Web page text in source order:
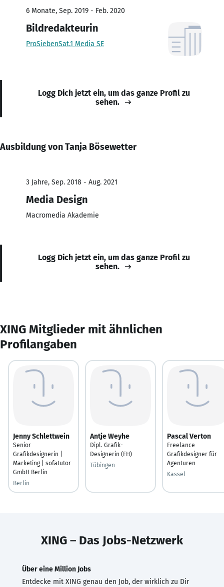
6 Monate, Sep. 2019 - Feb. 2020
Bildredakteurin
ProSiebenSat.1 Media SE
Logg Dich jetzt ein, um das ganze Profil zu
sehen.
Ausbildung von Tanja Bösewetter
3 Jahre, Sep. 2018 - Aug. 2021
Media Design
Macromedia Akademie
Logg Dich jetzt ein, um das ganze Profil zu
sehen.
XING Mitglieder mit ähnlichen
Profilangaben
Jenny Schlettwein
Senior
Grafikdesignerin |
Marketing | sofatutor
GmbH Berlin
Berlin
Antje Weyhe
Dipl. Grafik-
Designerin (FH)
Tübingen
Pascal Verton
Freelance
Grafikdesigner für
Agenturen
Kassel
XING – Das Jobs-Netzwerk
Über eine Million Jobs
Entdecke mit XING genau den Job, der wirklich zu Dir